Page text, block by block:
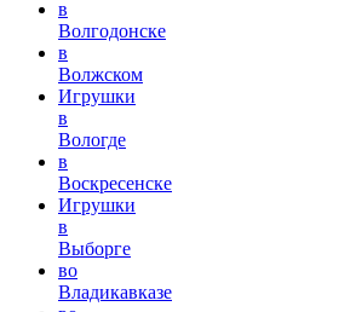
в
Волгодонске
в
Волжском
Игрушки
в
Вологде
в
Воскресенске
Игрушки
в
Выборге
во
Владикавказе